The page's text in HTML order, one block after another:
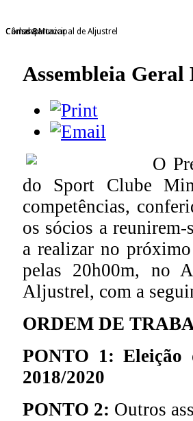
Câmara Municipal de Aljustrel
Consdep
Carlos Bartazar
Assembleia
O
do Sport Clube
competências,
os sócios a
a realizar no
pelas 20h00m, no
Aljustrel, com a
ORDEM DE
PONTO 1: Eleição
2018/2020
PONTO 2: Outros